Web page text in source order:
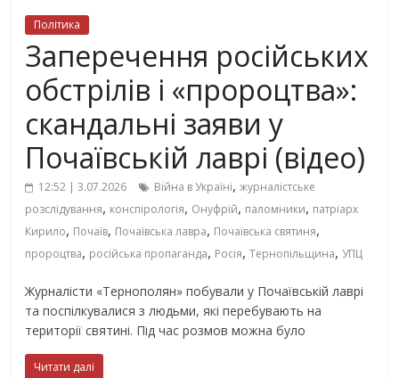
Політика
Заперечення російських
обстрілів і «пророцтва»:
скандальні заяви у
Почаївській лаврі (відео)
12:52 | 3.07.2026 Війна в Україні,журналістське
розслідування, конспірологія, Онуфрій, паломники, патріарх
Кирило, Почаїв, Почаївська лавра, Почаївська святиня,
пророцтва, російська пропаганда, Росія,Тернопільщина, УПЦ
Журналісти «Тернополян» побували у Почаївській лаврі
та поспілкувалися з людьми, які перебувають на
території святині. Під час розмов можна було
Читати далі